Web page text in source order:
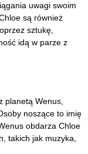
uwagi swoim
są również
sztukę,
idą w parze z
planetą Wenus,
noszące to imię
obdarza Chloe
takich jak muzyka,